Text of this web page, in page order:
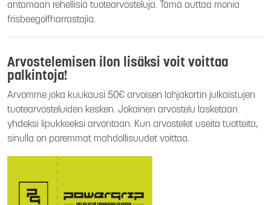
antamaan rehellisiä tuotearvosteluja. Tämä auttaa monia
frisbeegolfharrastajia.
Arvostelemisen ilon lisäksi voit voittaa
palkintoja!
Arvomme joka kuukausi 50€ arvoisen lahjakortin julkaistujen
tuotearvosteluiden kesken. Jokainen arvostelu lasketaan
yhdeksi lipukkeeksi arvontaan. Kun arvostelet useita tuotteita,
sinulla on paremmat mahdollisuudet voittaa.